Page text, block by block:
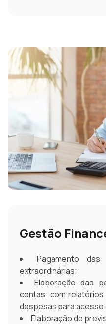
Gestão
Pagamento
extraordinárias;
Elaboração das
contas, com
despesas para acesso
Elaboração de